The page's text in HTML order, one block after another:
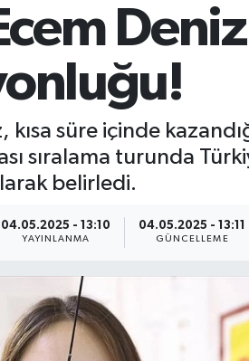
kısa süre içinde
sıralama turunda
belirledi.
04.05.2025 - 13:10
YAYINLANMA
04.05.2025 - 13:11
GÜNCELLEME